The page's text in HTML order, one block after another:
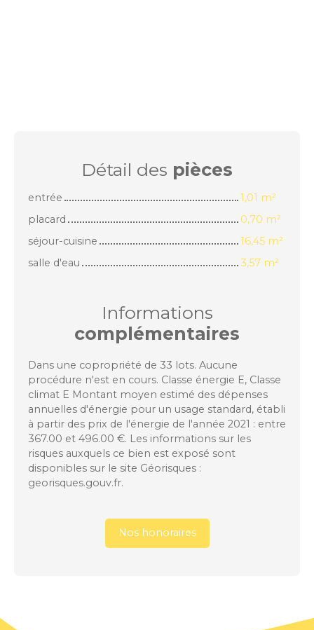
Détail des pièces
entrée
1,01 m²
placard
0,70 m²
séjour-cuisine
16,45 m²
salle d'eau
3,57 m²
Informations
complémentaires
Dans une copropriété de 33 lots. Aucune
procédure n'est en cours. Classe énergie E, Classe
climat E Montant moyen estimé des dépenses
annuelles d'énergie pour un usage standard, établi
à partir des prix de l'énergie de l'année 2021 : entre
367.00 et 496.00 €. Les informations sur les
risques auxquels ce bien est exposé sont
disponibles sur le site Géorisques :
georisques.gouv.fr.
Nos honoraires